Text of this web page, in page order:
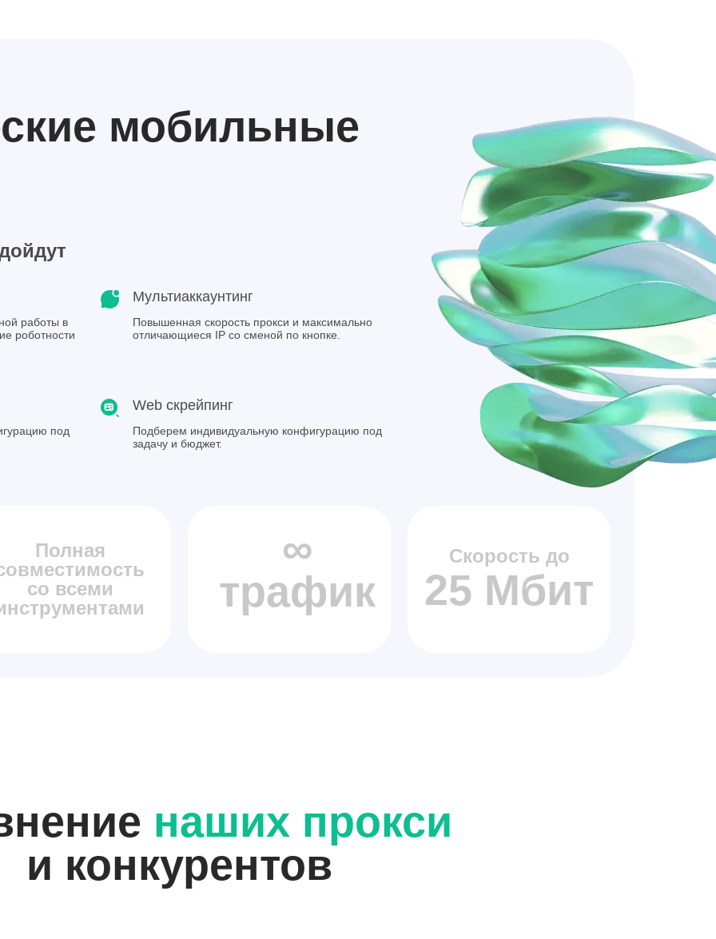
мобильные
работы в
роботности
Мультиаккаунтинг
Повышенная скорость прокси и максимально
отличающиеся IP со сменой по кнопке.
под
Web скрейпинг
Подберем индивидуальную конфигурацию под
задачу и бюджет.
Полная
со всеми
∞
трафик
25 Мбит
Скорость до
наших прокси
и конкурентов